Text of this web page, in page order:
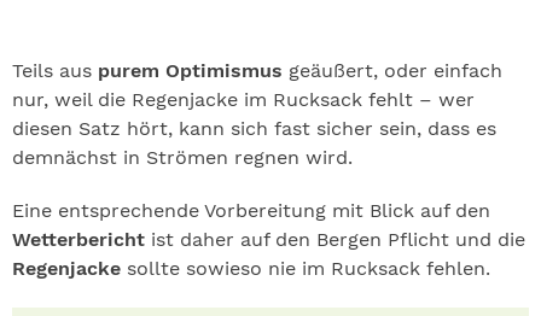
Teils aus purem Optimismus geäußert, oder einfach
nur, weil die Regenjacke im Rucksack fehlt – wer
diesen Satz hört, kann sich fast sicher sein, dass es
demnächst in Strömen regnen wird.
Eine entsprechende Vorbereitung mit Blick auf den
Wetterbericht ist daher auf den Bergen Pflicht und die
Regenjacke sollte sowieso nie im Rucksack fehlen.